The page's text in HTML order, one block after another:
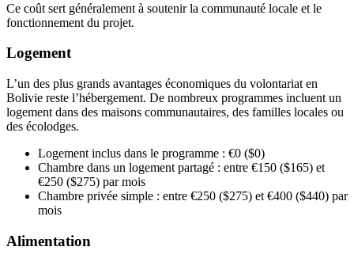
Ce coût sert généralement à soutenir la communauté locale et le
fonctionnement du projet.
Logement
L’un des plus grands avantages économiques du volontariat en
Bolivie reste l’hébergement. De nombreux programmes incluent un
logement dans des maisons communautaires, des familles locales ou
des écolodges.
Logement inclus dans le programme : €0 ($0)
Chambre dans un logement partagé : entre €150 ($165) et
€250 ($275) par mois
Chambre privée simple : entre €250 ($275) et €400 ($440) par
mois
Alimentation